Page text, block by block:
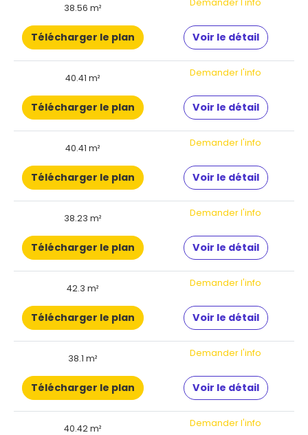
38.56 m² Demander l'info
Télécharger le plan Voir le détail
40.41 m² Demander l'info
Télécharger le plan Voir le détail
40.41 m² Demander l'info
Télécharger le plan Voir le détail
38.23 m² Demander l'info
Télécharger le plan Voir le détail
42.3 m² Demander l'info
Télécharger le plan Voir le détail
38.1 m² Demander l'info
Télécharger le plan Voir le détail
40.42 m² Demander l'info